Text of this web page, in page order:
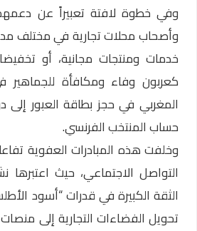
وفي خطوة لافتة تعبيراً عن
وأصحاب محلات تجارية في مختلف
خدمات ومنتجات مجانية، أو
كعربون وفاء ومكافأة للجماهير
المغربي في حجز بطاقة العبور
حساب المنتخب الفرنسي.
وخلفت هذه المبادرات العفوية
التواصل الاجتماعي، حيث اعتبرها
الثقة الكبيرة في قدرات “أسود
تحويل الفضاءات التجارية إلى